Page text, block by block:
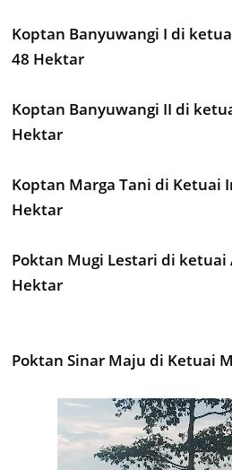
Koptan Banyuwangi I di
48 Hektar
Koptan Banyuwangi II di
Hektar
Koptan Marga Tani di Ketuai
Hektar
Poktan Mugi Lestari di ketuai
Hektar
Poktan Sinar Maju di Ketuai